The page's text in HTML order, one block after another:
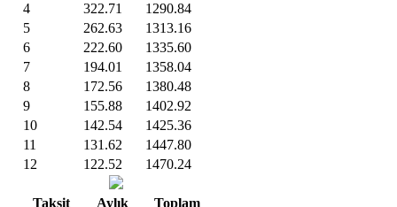
4
322.71
1290.84
5
262.63
1313.16
6
222.60
1335.60
7
194.01
1358.04
8
172.56
1380.48
9
155.88
1402.92
10
142.54
1425.36
11
131.62
1447.80
12
122.52 1470.24
Taksit
Aylık
Toplam